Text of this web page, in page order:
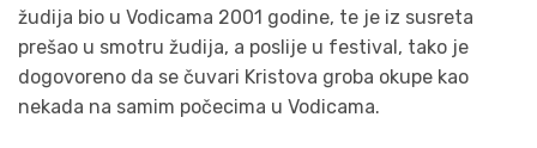
žudija bio u Vodicama 2001 godine, te je iz susreta
prešao u smotru žudija, a poslije u festival, tako je
dogovoreno da se čuvari Kristova groba okupe kao
nekada na samim počecima u Vodicama.